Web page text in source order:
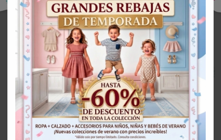
Monos Niña
¡Oferta!
50% ¡Oferta!
50%